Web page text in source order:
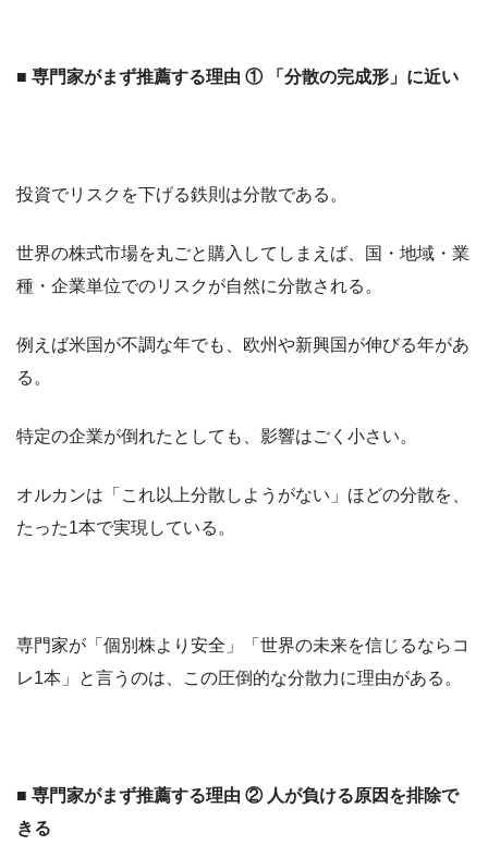
■ 専門家がまず推薦する理由 ① 「分散の完成形」に近い
投資でリスクを下げる鉄則は分散である。
世界の株式市場を丸ごと購入してしまえば、国・地域・業
種・企業単位でのリスクが自然に分散される。
例えば米国が不調な年でも、欧州や新興国が伸びる年があ
る。
特定の企業が倒れたとしても、影響はごく小さい。
オルカンは「これ以上分散しようがない」ほどの分散を、
たった1本で実現している。
専門家が「個別株より安全」「世界の未来を信じるならコ
レ1本」と言うのは、この圧倒的な分散力に理由がある。
■ 専門家がまず推薦する理由 ② 人が負ける原因を排除で
きる